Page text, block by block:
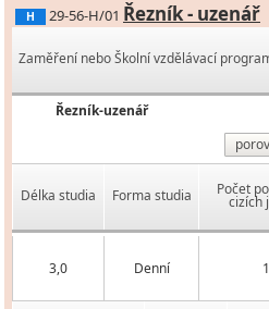
H 29-56-H/01 Řezník - uzenář
Zaměření nebo Školní vzdělávací
Řezník-uzenář
Délka studia Forma studia Počet
cizích
3,0 Denní 1